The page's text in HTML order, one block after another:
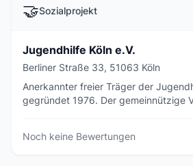
🤝Sozialprojekt
Jugendhilfe Köln e.V.
Berliner Straße 33, 51063 Köln
Anerkannter freier Träger der
gegründet 1976. Der gemeinnützige
Noch keine Bewertungen